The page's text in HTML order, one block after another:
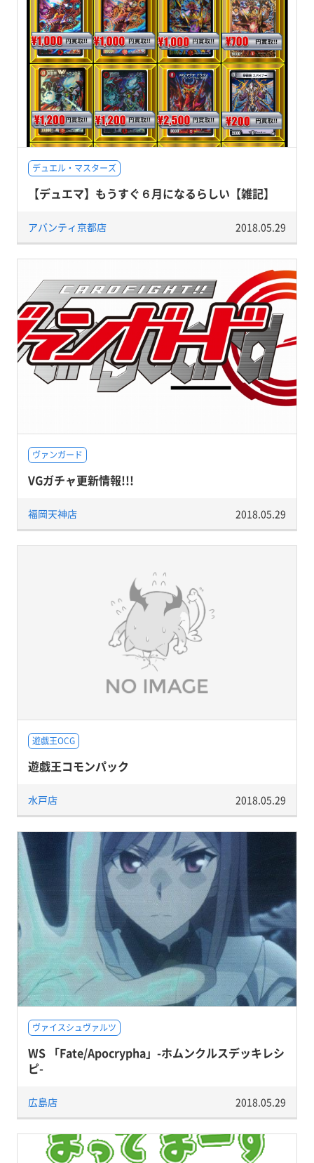
デュエル・マスターズ
【デュエマ】もうすぐ６月になるらしい【雑記】
アバンティ京都店 2018.05.29
ヴァンガード
VGガチャ更新情報!!!
福岡天神店 2018.05.29
遊戯王OCG
遊戯王コモンパック
水戸店 2018.05.29
ヴァイスシュヴァルツ
WS 「Fate/Apocrypha」-ホムンクルスデッキレシ
ピ-
広島店 2018.05.29